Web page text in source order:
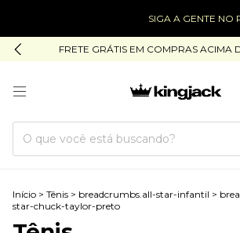
SIGA A GENTE NO PERFIL
FRETE GRÁTIS EM COMPRAS ACIMA
Início > Tênis > breadcrumbs.all-star-infantil >
star-chuck-taylor-preto